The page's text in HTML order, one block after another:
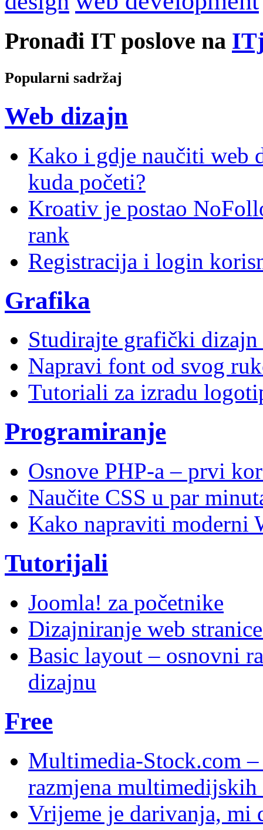
Pronađi IT poslove na
Popularni sadržaj
Web dizajn
Kako i gdje naučiti web
kuda početi?
Kroativ je postao
rank
Registracija i login
Grafika
Studirajte grafički dizajn
Napravi font od svog
Tutoriali za izradu
Programiranje
Osnove PHP-a – prvi
Naučite CSS u par
Kako napraviti moderni
Tutorijali
Joomla! za početnike
Dizajniranje web
Basic layout – osnovni
dizajnu
Free
Multimedia-Stock.com –
razmjena multimedijskih
Vrijeme je darivanja, mi